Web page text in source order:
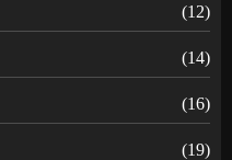
(12)
(14)
(16)
(19)